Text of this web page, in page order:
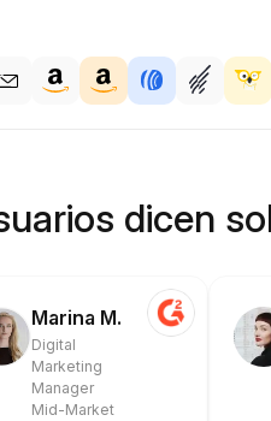
dicen
Marina M.
Digital
Marketing
Manager
Mid-Market